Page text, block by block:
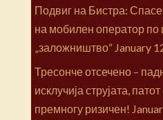
Подвиг на Бистра:
на мобилен оператор по
„заложништво“ January
Тресонче отсечено –
исклучија струјата,
премногу ризичен!